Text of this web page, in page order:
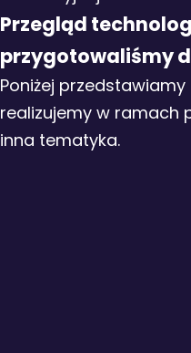
Przegląd
przygotowaliśmy
Poniżej
realizujemy w ramach
inna tematyka.